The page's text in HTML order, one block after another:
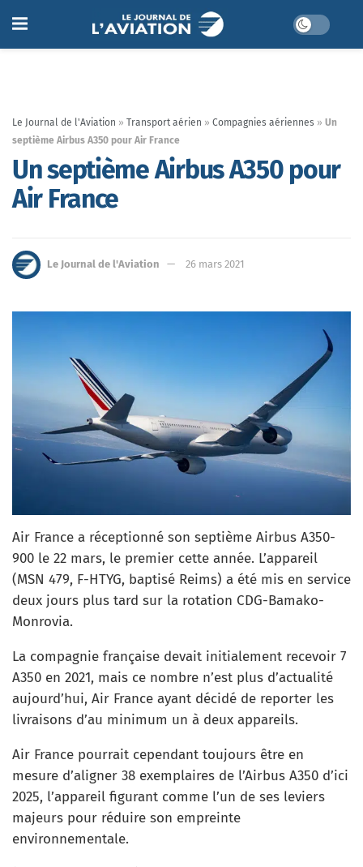
Le Journal de l'Aviation » Transport aérien » Compagnies aériennes » Un
septième Airbus A350 pour Air France
Un septième Airbus A350 pour
Air France
Le Journal de l'Aviation 26 mars 2021
Air France a réceptionné son septième Airbus A350-
900 le 22 mars, le premier cette année. L’appareil
(MSN 479, F-HTYG, baptisé Reims) a été mis en service
deux jours plus tard sur la rotation CDG-Bamako-
Monrovia.
La compagnie française devait initialement recevoir 7
A350 en 2021, mais ce nombre n’est plus d’actualité
aujourd’hui, Air France ayant décidé de reporter les
livraisons d’au minimum un à deux appareils.
Air France pourrait cependant toujours être en
mesure d’aligner 38 exemplaires de l’Airbus A350 d’ici
2025, l’appareil figurant comme l’un de ses leviers
majeurs pour réduire son empreinte
environnementale.